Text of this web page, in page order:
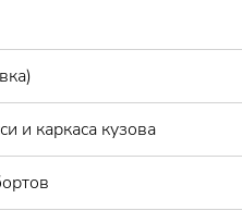
и каркаса кузова